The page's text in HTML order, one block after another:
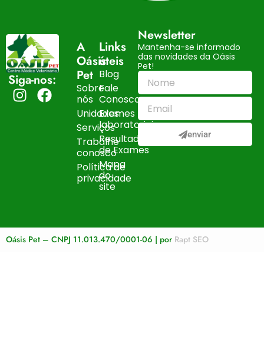
Siga-nos:
A
Oásis
Pet
Sobre
nós
Unidades
Serviços
Trabalhe
conosco
Política de
privacidade
Links
úteis
Blog
Fale
Conosco
Exames
laboratoriais
Resultados
de Exames
Mapa
do
site
Newsletter
Mantenha-se informado
das novidades da Oásis
Pet!
enviar
Oásis Pet – CNPJ 11.013.470/0001-06 | por Rapt SEO